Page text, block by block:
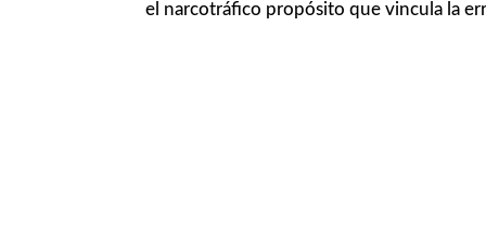
el narcotráfico propósito que vincula la